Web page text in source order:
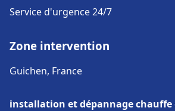
Service d'urgence 24/7
Zone intervention
Guichen, France
installation et dépannage chauffe